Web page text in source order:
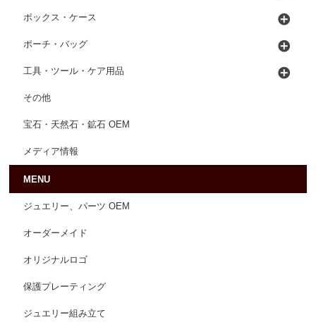
ボックス・ケース
ポーチ・バッグ
工具・ツール・ケア用品
その他
宝石・天然石・鉱石 OEM
メディア情報
MENU
ジュエリー、パーツ OEM
オーダーメイド
オリジナルロゴ
保護プレーティング
ジュエリー組み立て